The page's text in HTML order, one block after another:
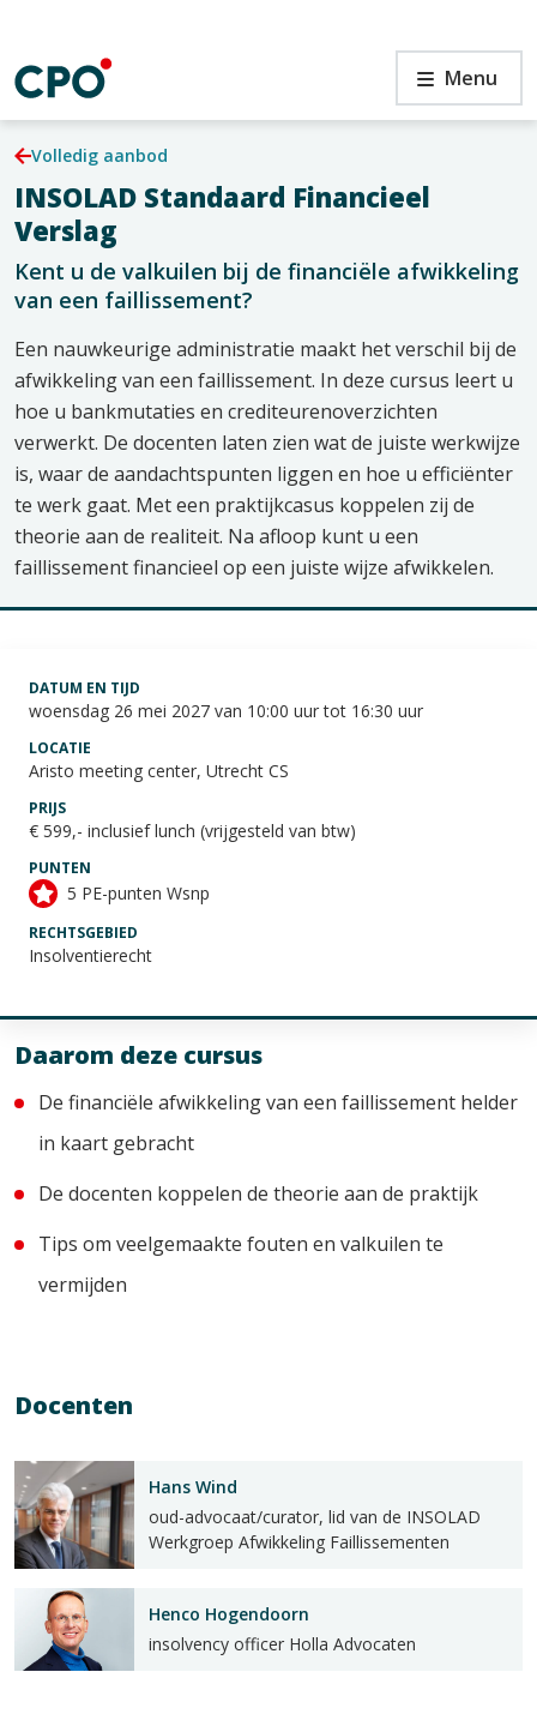
de
inhoud
INSOLAD
Standaard
Financieel
Verslag
Menu
Volledig aanbod
INSOLAD Standaard Financieel
Verslag
Kent u de valkuilen bij de financiële afwikkeling
van een faillissement?
Een nauwkeurige administratie maakt het verschil bij de
afwikkeling van een faillissement. In deze cursus leert u
hoe u bankmutaties en crediteurenoverzichten
verwerkt. De docenten laten zien wat de juiste werkwijze
is, waar de aandachtspunten liggen en hoe u efficiënter
te werk gaat. Met een praktijkcasus koppelen zij de
theorie aan de realiteit. Na afloop kunt u een
faillissement financieel op een juiste wijze afwikkelen.
Daarom deze cursus
De financiële afwikkeling van een faillissement helder
in kaart gebracht
De docenten koppelen de theorie aan de praktijk
Tips om veelgemaakte fouten en valkuilen te
vermijden
Docenten
Hans Wind
oud-advocaat/curator, lid van de INSOLAD
Werkgroep Afwikkeling Faillissementen
Henco Hogendoorn
insolvency officer Holla Advocaten
DATUM EN TIJD
woensdag 26 mei 2027 van 10:00 uur tot 16:30 uur
LOCATIE
Aristo meeting center, Utrecht CS
PRIJS
€ 599,- inclusief lunch (vrijgesteld van btw)
PUNTEN
5 PE-punten Wsnp
RECHTSGEBIED
Insolventierecht